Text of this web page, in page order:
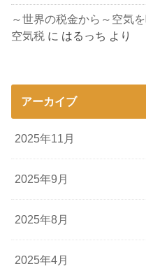
～世界の税金から～空気
空気税 に はるっち より
アーカイブ
2025年11月
2025年9月
2025年8月
2025年4月